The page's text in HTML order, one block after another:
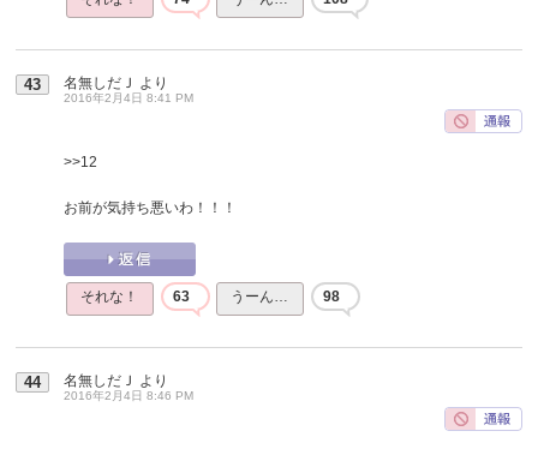
43 名無しだＪ より
2016年2月4日 8:41 PM
>>12
お前が気持ち悪いわ！！！
それな！ 63 うーん… 98
44 名無しだＪ より
2016年2月4日 8:46 PM